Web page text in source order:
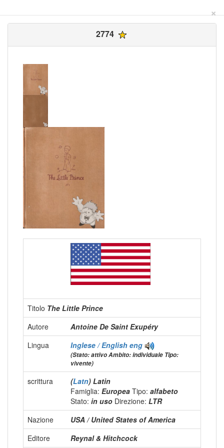
×
2774
Titolo The Little Prince
Autore
Antoine De Saint Exupéry
Lingua
Inglese / English eng
(Stato: attivo Ambito: individuale Tipo:
vivente)
scrittura (Latn) Latin
Famiglia: Europea Tipo: alfabeto
Stato: in uso Direzione: LTR
Nazione
USA / United States of America
Editore
Reynal & Hitchcock